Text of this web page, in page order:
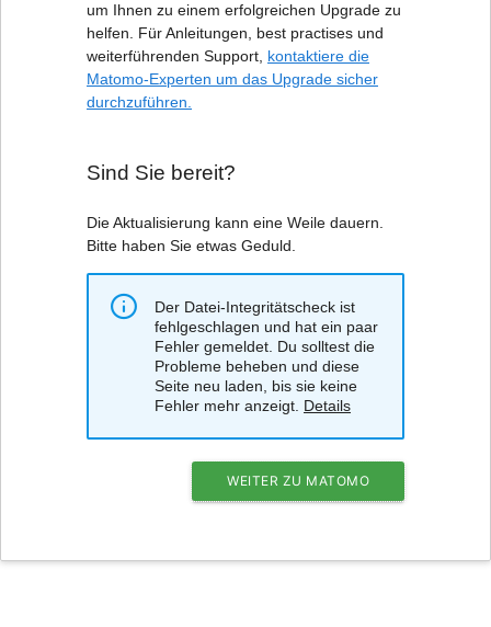
um Ihnen zu einem erfolgreichen Upgrade zu
helfen. Für Anleitungen, best practises und
weiterführenden Support, kontaktiere die
Matomo-Experten um das Upgrade sicher
durchzuführen.
Sind Sie bereit?
Die Aktualisierung kann eine Weile dauern.
Bitte haben Sie etwas Geduld.
Der Datei-Integritätscheck ist
fehlgeschlagen und hat ein paar
Fehler gemeldet. Du solltest die
Probleme beheben und diese
Seite neu laden, bis sie keine
Fehler mehr anzeigt. Details